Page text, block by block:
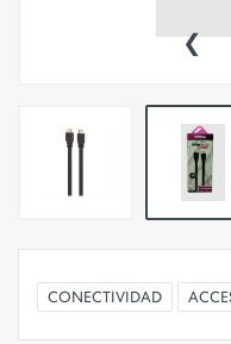
‹
CONECTIVIDAD